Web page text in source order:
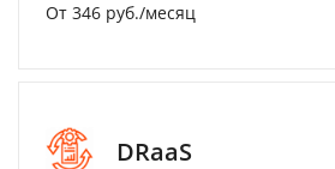
От 346 руб./месяц
DRaaS